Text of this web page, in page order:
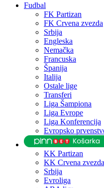
Fudbal
FK Partizan
FK Crvena zvezda
Srbija
Engleska
Nemačka
Francuska
Španija
Italija
Ostale lige
Transferi
Liga Šampiona
Liga Evrope
Liga Konferencija
Evropsko
KK Partizan
KK Crvena zvezda
Srbija
Evroliga